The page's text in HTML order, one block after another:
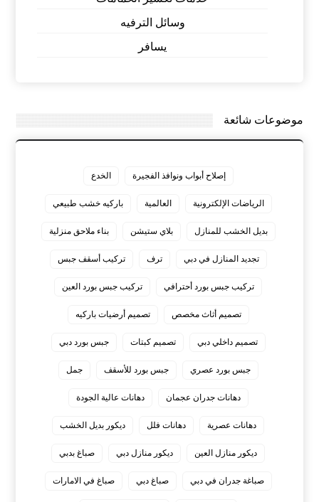
وسائل الترفيه
يسافر
موضوعات شائعة
إصلاح أبواب ونوافذ الفجيرة الخدع
الرياضات الإلكترونية العالمية باركيه خشب طبيعي
بديل الخشب للمنازل بلاي ستيشن بناء ملاحق منزلية
تجديد المنازل في دبي ترف تركيب أسقف جبس
تركيب جبس بورد أحترافي تركيب جبس بورد العين
تصميم أثاث مخصص تصميم أرضيات باركيه
تصميم داخلي دبي تصميم كبتات جبس بورد دبي
جبس بورد عصري جبس بورد للأسقف جمل
دهانات جدران عجمان دهانات عالية الجودة
دهانات عصرية دهانات فلل ديكور بديل الخشب
ديكور منازل العين ديكور منازل دبي صباغ بدبي
صباغة جدران في دبي صباغ دبي صباغ في الامارات